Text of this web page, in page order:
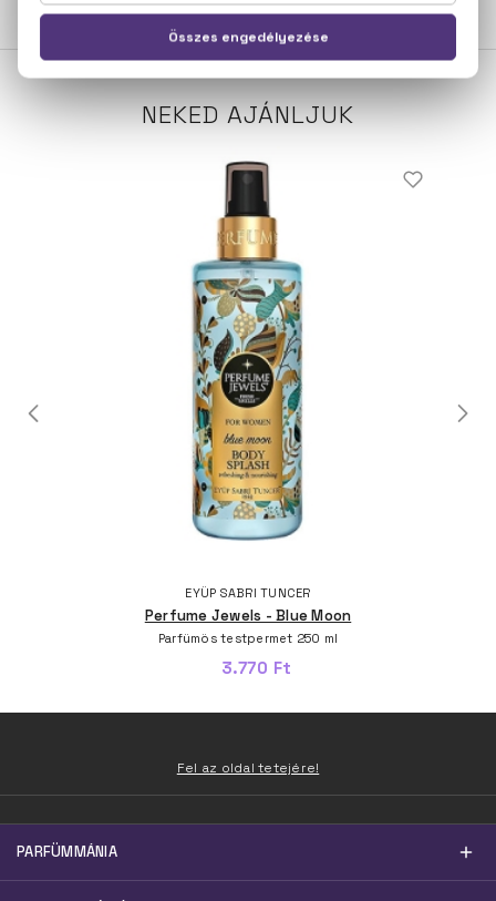
NEKED AJÁNLJUK
EYÜP SABRI TUNCER
Perfume Jewels - Blue Moon
Parfümös testpermet 250 ml
3.770 Ft
Fel az oldal tetejére!
PARFÜMMÁNIA